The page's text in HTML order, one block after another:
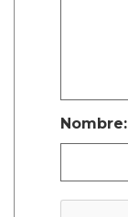
Nombre: